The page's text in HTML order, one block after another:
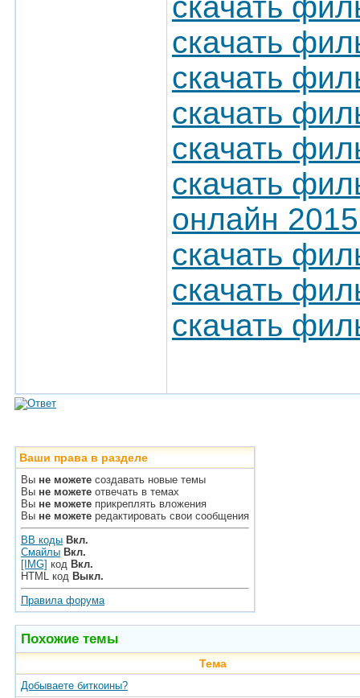
скачать
скачать
скачать
скачать
скачать
онлайн
скачать
скачать
скачать
Ваши права в разделе
Вы не можете создавать новые темы
Вы не можете отвечать в темах
Вы не можете прикреплять вложения
Вы не можете редактировать свои сообщения
BB коды Вкл.
Смайлы Вкл.
[IMG] код Вкл.
HTML код Выкл.
Правила форума
Похожие темы
Тема
Добываете биткоины?